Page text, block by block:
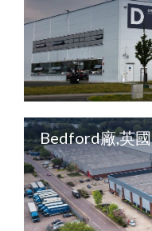
Bedford廠,英國